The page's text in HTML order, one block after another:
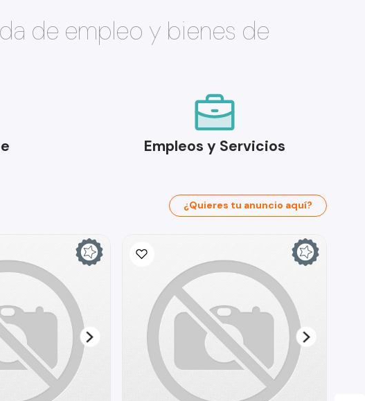
de empleo y bienes de
Empleos y Servicios
¿Quieres tu anuncio aquí?